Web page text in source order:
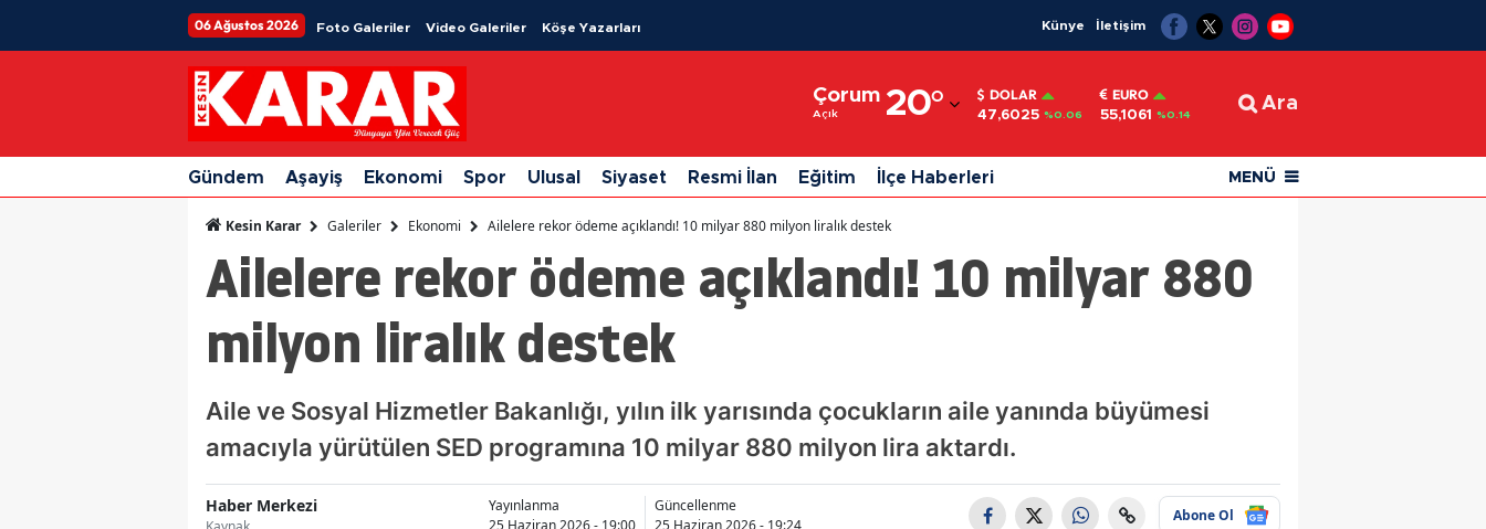
06 Ağustos 2026 Foto Galeriler Video Galeriler Köşe Yazarları Künye İletişim
Çorum
Açık 20°
Adıyaman
Afyonkarahisar
Ağrı
Ankara
Aydın
DOLAR
47,6025 %0.06
EURO
55,1061 %0.14
Ara
Gündem Aşayiş Ekonomi Spor Ulusal Siyaset Resmi İlan Eğitim İlçe Haberleri MENÜ
Kesin Karar Galeriler Ekonomi Ailelere rekor ödeme açıklandı! 10 milyar 880 milyon liralık destek
Ailelere rekor ödeme açıklandı! 10 milyar 880
milyon liralık destek
Aile ve Sosyal Hizmetler Bakanlığı, yılın ilk yarısında çocukların aile yanında büyümesi
amacıyla yürütülen SED programına 10 milyar 880 milyon lira aktardı.
Haber Merkezi
Yayınlanma
25 Haziran 2026 - 19:00
Güncellenme
25 Haziran 2026 - 19:24
Abone Ol